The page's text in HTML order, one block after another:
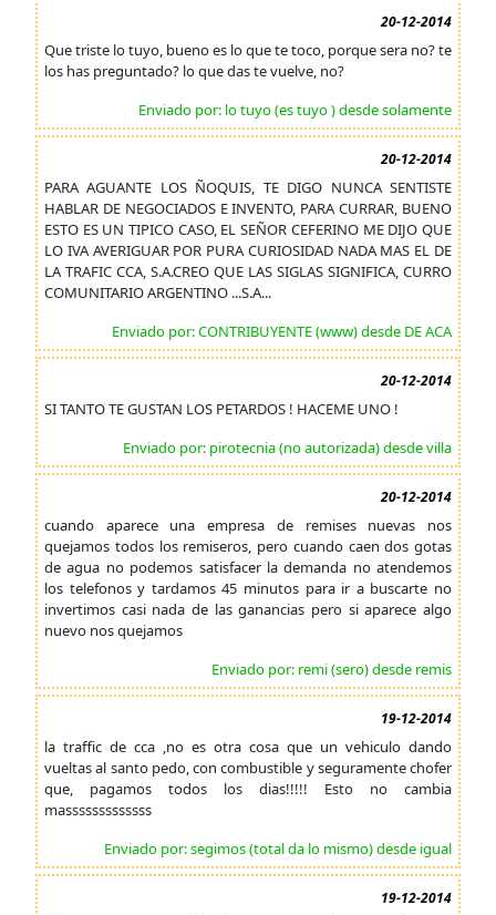
20-12-2014
Que triste lo tuyo, bueno es lo que te toco, porque sera no? te
los has preguntado? lo que das te vuelve, no?
Enviado por: lo tuyo (es tuyo ) desde solamente
20-12-2014
PARA AGUANTE LOS ÑOQUIS, TE DIGO NUNCA SENTISTE
HABLAR DE NEGOCIADOS E INVENTO, PARA CURRAR, BUENO
ESTO ES UN TIPICO CASO, EL SEÑOR CEFERINO ME DIJO QUE
LO IVA AVERIGUAR POR PURA CURIOSIDAD NADA MAS EL DE
LA TRAFIC CCA, S.A.CREO QUE LAS SIGLAS SIGNIFICA, CURRO
COMUNITARIO ARGENTINO ...S.A...
Enviado por: CONTRIBUYENTE (www) desde DE ACA
20-12-2014
SI TANTO TE GUSTAN LOS PETARDOS ! HACEME UNO !
Enviado por: pirotecnia (no autorizada) desde villa
20-12-2014
cuando aparece una empresa de remises nuevas nos
quejamos todos los remiseros, pero cuando caen dos gotas
de agua no podemos satisfacer la demanda no atendemos
los telefonos y tardamos 45 minutos para ir a buscarte no
invertimos casi nada de las ganancias pero si aparece algo
nuevo nos quejamos
Enviado por: remi (sero) desde remis
19-12-2014
la traffic de cca ,no es otra cosa que un vehiculo dando
vueltas al santo pedo, con combustible y seguramente chofer
que, pagamos todos los dias!!!!! Esto no cambia
masssssssssssss
Enviado por: segimos (total da lo mismo) desde igual
19-12-2014